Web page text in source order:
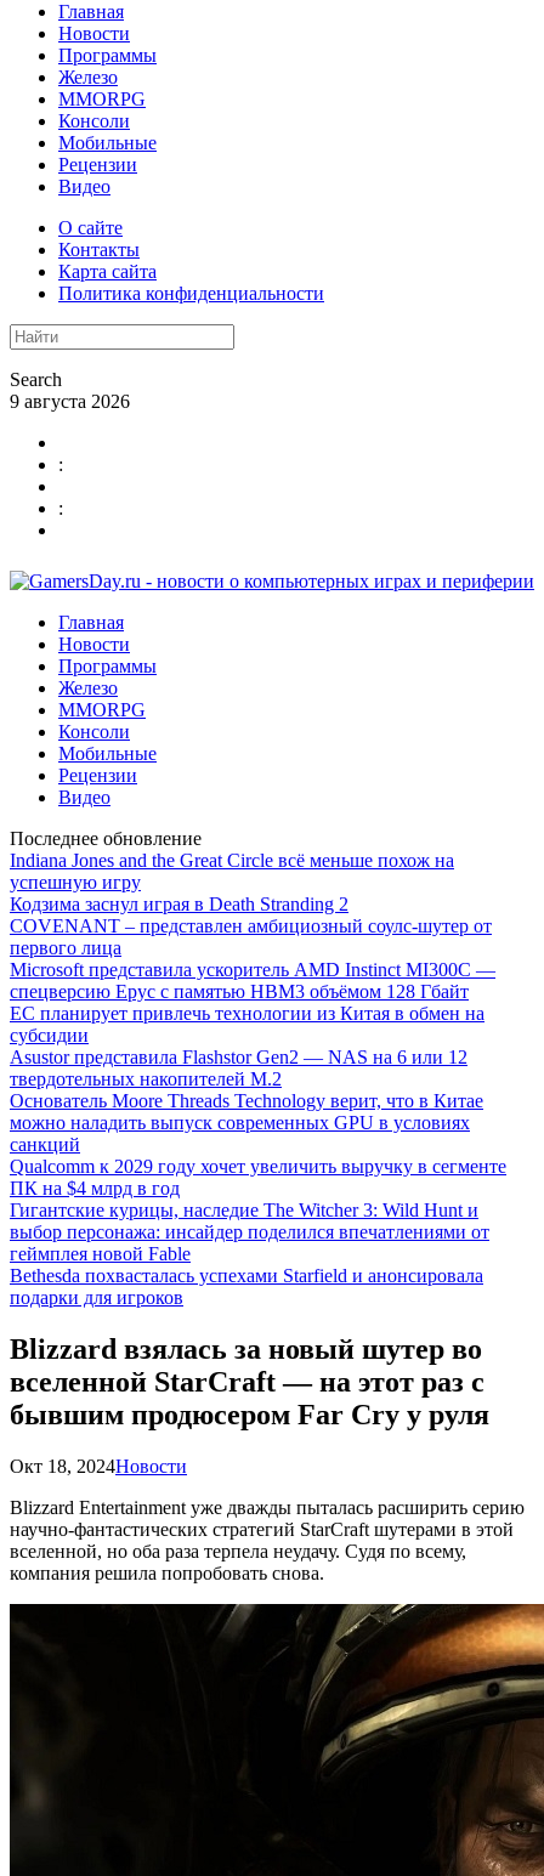
Главная
Новости
Программы
Железо
MMORPG
Консоли
Мобильные
Рецензии
Видео
О сайте
Контакты
Карта сайта
Политика конфиденциальности
Search
9 августа 2026
:
:
Главная
Новости
Программы
Железо
MMORPG
Консоли
Мобильные
Рецензии
Видео
Последнее обновление
Indiana Jones and the Great Circle всё меньше похож на
успешную игру
Кодзима заснул играя в Death Stranding 2
COVENANT – представлен амбициозный соулс-шутер от
первого лица
Microsoft представила ускоритель AMD Instinct MI300C —
спецверсию Epyc с памятью HBM3 объёмом 128 Гбайт
ЕС планирует привлечь технологии из Китая в обмен на
субсидии
Asustor представила Flashstor Gen2 — NAS на 6 или 12
твердотельных накопителей M.2
Основатель Moore Threads Technology верит, что в Китае
можно наладить выпуск современных GPU в условиях
санкций
Qualcomm к 2029 году хочет увеличить выручку в сегменте
ПК на $4 млрд в год
Гигантские курицы, наследие The Witcher 3: Wild Hunt и
выбор персонажа: инсайдер поделился впечатлениями от
геймплея новой Fable
Bethesda похвасталась успехами Starfield и анонсировала
подарки для игроков
Blizzard взялась за новый шутер во
вселенной StarCraft — на этот раз с
бывшим продюсером Far Cry у руля
Окт 18, 2024Новости
Blizzard Entertainment уже дважды пыталась расширить серию
научно-фантастических стратегий StarCraft шутерами в этой
вселенной, но оба раза терпела неудачу. Судя по всему,
компания решила попробовать снова.